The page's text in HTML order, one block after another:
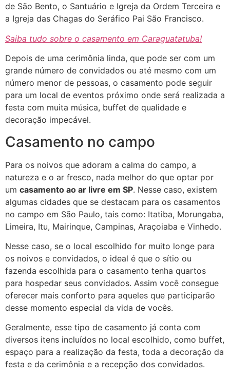
de São Bento, o Santuário e Igreja da Ordem Terceira e
a Igreja das Chagas do Seráfico Pai São Francisco.
Saiba tudo sobre o casamento em Caraguatatuba!
Depois de uma cerimônia linda, que pode ser com um
grande número de convidados ou até mesmo com um
número menor de pessoas, o casamento pode seguir
para um local de eventos próximo onde será realizada a
festa com muita música, buffet de qualidade e
decoração impecável.
Casamento no campo
Para os noivos que adoram a calma do campo, a
natureza e o ar fresco, nada melhor do que optar por
um casamento ao ar livre em SP. Nesse caso, existem
algumas cidades que se destacam para os casamentos
no campo em São Paulo, tais como: Itatiba, Morungaba,
Limeira, Itu, Mairinque, Campinas, Araçoiaba e Vinhedo.
Nesse caso, se o local escolhido for muito longe para
os noivos e convidados, o ideal é que o sítio ou
fazenda escolhida para o casamento tenha quartos
para hospedar seus convidados. Assim você consegue
oferecer mais conforto para aqueles que participarão
desse momento especial da vida de vocês.
Geralmente, esse tipo de casamento já conta com
diversos itens incluídos no local escolhido, como buffet,
espaço para a realização da festa, toda a decoração da
festa e da cerimônia e a recepção dos convidados.